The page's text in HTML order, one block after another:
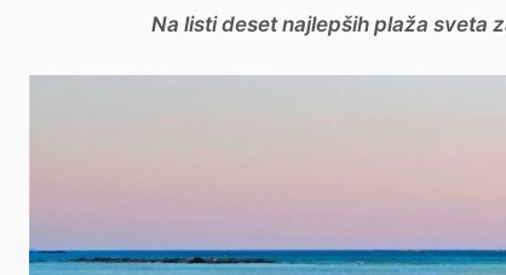
Na listi deset najlepših plaža sveta